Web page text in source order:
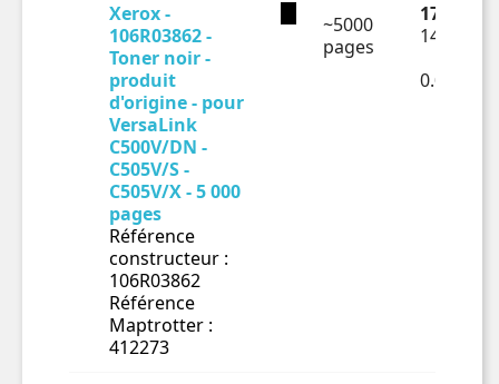
Xerox -
106R03862 -
Toner noir -
produit
d'origine - pour
VersaLink
C500V/DN -
C505V/S -
C505V/X - 5 000
pages
Référence
constructeur :
106R03862
Référence
Maptrotter :
412273
~5000
pages
177.94 €
148.28 €